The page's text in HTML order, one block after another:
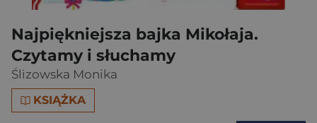
Najpiękniejsza bajka Mikołaja.
Czytamy i słuchamy
Ślizowska Monika
KSIĄŻKA